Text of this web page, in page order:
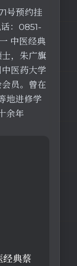
号预约挂
：0851-
中医经典
，朱广旗
医药大学
员。曾在
地进修学
余年
经典蔡